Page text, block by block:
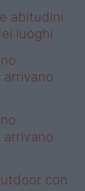
abitudini
luoghi
arrivano
arrivano
con